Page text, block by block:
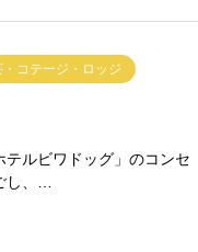
・コテージ・ロッジ
ルビワドッグ」のコンセ
し、…